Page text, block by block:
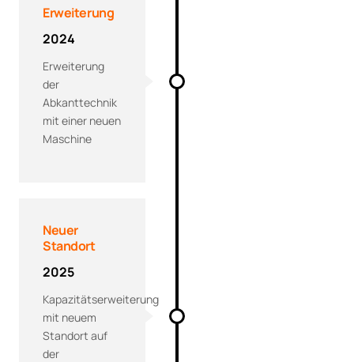
Erweiterung
2024
Erweiterung
der
Abkanttechnik
mit einer neuen
Maschine
Neuer
Standort
2025
Kapazitätserweiterung
mit neuem
Standort auf
der